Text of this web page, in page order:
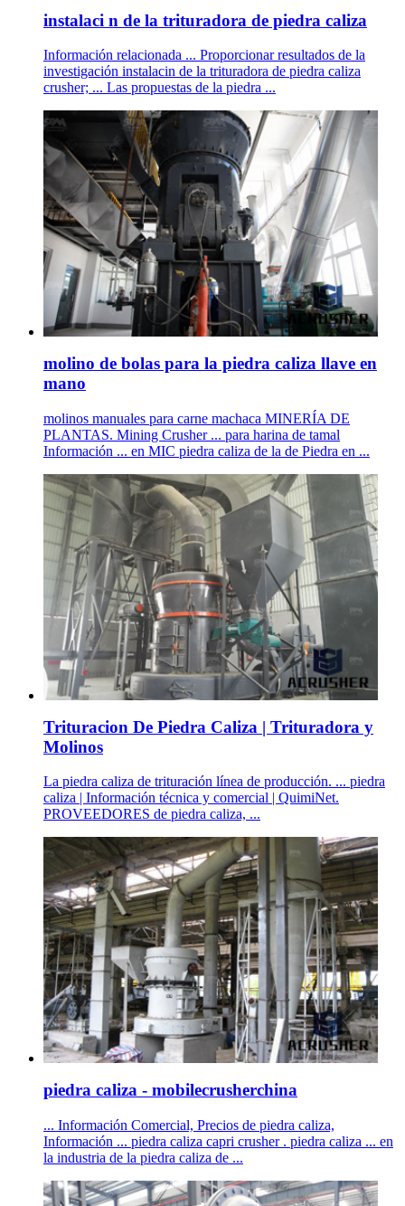
instalaci n de la trituradora de piedra caliza
Información relacionada ... Proporcionar resultados de la
investigación instalacin de la trituradora de piedra caliza
crusher; ... Las propuestas de la piedra ...
molino de bolas para la piedra caliza llave en
mano
molinos manuales para carne machaca MINERÍA DE
PLANTAS. Mining Crusher ... para harina de tamal
Información ... en MIC piedra caliza de la de Piedra en ...
Trituracion De Piedra Caliza | Trituradora y
Molinos
La piedra caliza de trituración línea de producción. ... piedra
caliza | Información técnica y comercial | QuimiNet.
PROVEEDORES de piedra caliza, ...
piedra caliza - mobilecrusherchina
... Información Comercial, Precios de piedra caliza,
Información ... piedra caliza capri crusher . piedra caliza ... en
la industria de la piedra caliza de ...